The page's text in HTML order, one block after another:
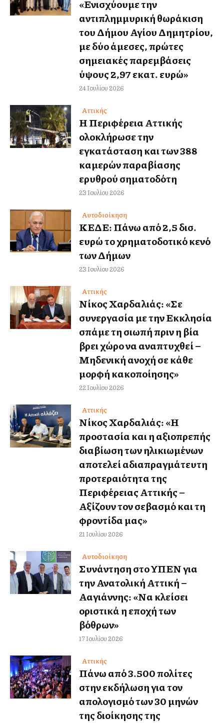
«Ενισχύουμε την
αντιπλημμυρική θωράκιση
του Δήμου Αγίου Δημητρίου,
με δύο άμεσες, πρώτες
σημειακές παρεμβάσεις
ύψους 2,97 εκατ. ευρώ»
24 Ιουλίου 2026
Αττικής
Η Περιφέρεια Αττικής
ολοκλήρωσε την
εγκατάσταση και των 388
καμερών παραβίασης
ερυθρού σηματοδότη
23 Ιουλίου 2026
Αυτοδιοίκηση
ΚΕΔΕ: Πάνω από 2,5 δισ.
ευρώ το χρηματοδοτικό κενό
των Δήμων
23 Ιουλίου 2026
Αττικής
Νίκος Χαρδαλιάς: «Σε
συνεργασία με την Εκκλησία
σπάμε τη σιωπή πριν η βία
βρει χώρο να αναπτυχθεί –
Μηδενική ανοχή σε κάθε
μορφή κακοποίησης»
22 Ιουλίου 2026
Αττικής
Νίκος Χαρδαλιάς: «Η
προστασία και η αξιοπρεπής
διαβίωση των ηλικιωμένων
αποτελεί αδιαπραγμάτευτη
προτεραιότητα της
Περιφέρειας Αττικής –
Αξίζουν τον σεβασμό και τη
φροντίδα μας»
21 Ιουλίου 2026
Αυτοδιοίκηση
Συνάντηση στο ΥΠΕΝ για
την Ανατολική Αττική –
Αλλαγιάννης: «Να κλείσει
οριστικά η εποχή των
βόθρων»
17 Ιουλίου 2026
Αττικής
Πάνω από 3.500 πολίτες
στην εκδήλωση για τον
απολογισμό των 30 μηνών
της διοίκησης της